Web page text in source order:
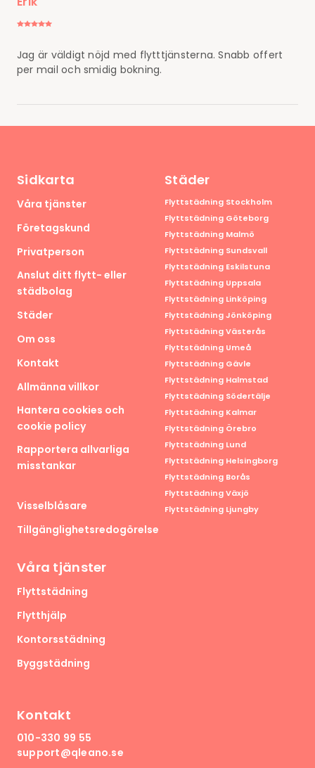
Jag är väldigt nöjd med flytttjänsterna. Snabb offert
per mail och smidig bokning.
Sidkarta
Våra tjänster
Företagskund
Privatperson
Anslut ditt flytt- eller
städbolag
Städer
Om oss
Kontakt
Allmänna villkor
Hantera cookies och
cookie policy
Rapportera allvarliga
misstankar
Visselblåsare
Tillgänglighetsredogörelse
Våra tjänster
Flyttstädning
Flytthjälp
Kontorsstädning
Byggstädning
Städer
Flyttstädning Stockholm
Flyttstädning Göteborg
Flyttstädning Malmö
Flyttstädning Sundsvall
Flyttstädning Eskilstuna
Flyttstädning Uppsala
Flyttstädning Linköping
Flyttstädning Jönköping
Flyttstädning Västerås
Flyttstädning Umeå
Flyttstädning Gävle
Flyttstädning Halmstad
Flyttstädning Södertälje
Flyttstädning Kalmar
Flyttstädning Örebro
Flyttstädning Lund
Flyttstädning Helsingborg
Flyttstädning Borås
Flyttstädning Växjö
Flyttstädning Ljungby
Kontakt
010-330 99 55
support@qleano.se